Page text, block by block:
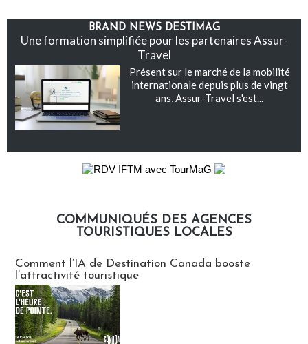
BRAND NEWS DESTIMAG
Une formation simplifiée pour les partenaires Assur-
Travel
Présent sur le marché de la mobilité
internationale depuis plus de vingt
ans, Assur-Travel s'est...
COMMUNIQUÉS DES AGENCES
TOURISTIQUES LOCALES
Comment l’IA de Destination Canada booste
l’attractivité touristique